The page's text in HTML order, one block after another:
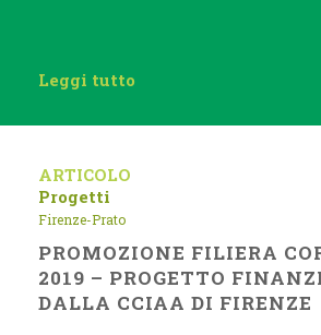
Leggi tutto
ARTICOLO
Progetti
Firenze-Prato
PROMOZIONE FILIERA
2019 – PROGETTO
DALLA CCIAA DI FIRENZE